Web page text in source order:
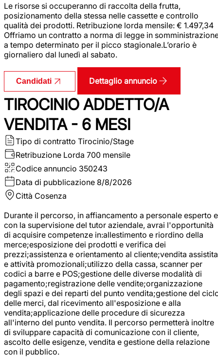
Le risorse si occuperanno di raccolta della frutta,
posizionamento della stessa nelle cassette e controllo
qualità dei prodotti. Retribuzione lorda mensile: € 1.497,34
Offriamo un contratto a norma di legge in
a tempo determinato per il picco stagionale.L’orario è
giornaliero dal lunedì al sabato.
Candidati Dettaglio annuncio
TIROCINIO ADDETTO/A
VENDITA - 6 MESI
Tipo di contratto Tirocinio/Stage
Retribuzione Lorda 700 mensile
Codice annuncio 350243
Data di pubblicazione 8/8/2026
Città Cosenza
Durante il percorso, in affiancamento a personale esperto e
con la supervisione del tutor aziendale, avrai l'opportunità
di acquisire competenze in:allestimento e riordino della
merce;esposizione dei prodotti e verifica dei
prezzi;assistenza e orientamento al cliente;vendita assistita
e attività promozionali;utilizzo della cassa, scanner per
codici a barre e POS;gestione delle diverse modalità di
pagamento;registrazione delle vendite;organizzazione
degli spazi e dei reparti del punto vendita;gestione del
delle merci, dal ricevimento all'esposizione e alla
vendita;applicazione delle procedure di sicurezza
all'interno del punto vendita. Il percorso permetterà inoltre
di sviluppare capacità di comunicazione con il cliente,
ascolto delle esigenze, vendita e gestione della relazione
con il pubblico.